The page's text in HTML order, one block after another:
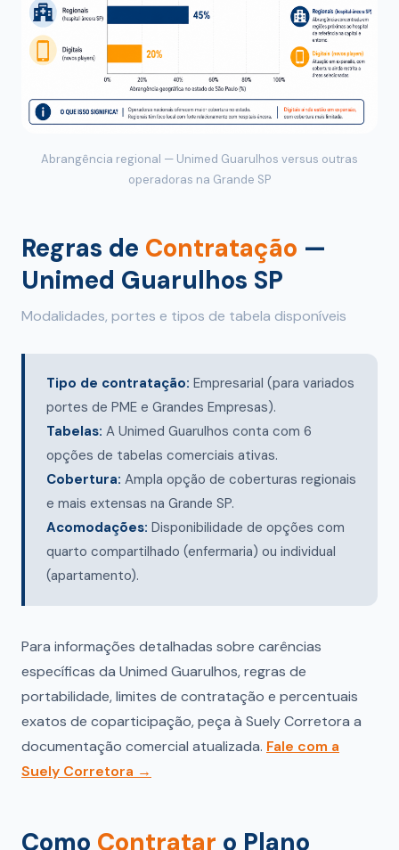
Abrangência regional — Unimed Guarulhos versus outras
operadoras na Grande SP
Regras de Contratação —
Unimed Guarulhos SP
Modalidades, portes e tipos de tabela disponíveis
Tipo de contratação: Empresarial (para variados
portes de PME e Grandes Empresas).
Tabelas: A Unimed Guarulhos conta com 6
opções de tabelas comerciais ativas.
Cobertura: Ampla opção de coberturas regionais
e mais extensas na Grande SP.
Acomodações: Disponibilidade de opções com
quarto compartilhado (enfermaria) ou individual
(apartamento).
Para informações detalhadas sobre carências
específicas da Unimed Guarulhos, regras de
portabilidade, limites de contratação e percentuais
exatos de coparticipação, peça à Suely Corretora a
documentação comercial atualizada. Fale com a
Suely Corretora →
Como Contratar o Plano